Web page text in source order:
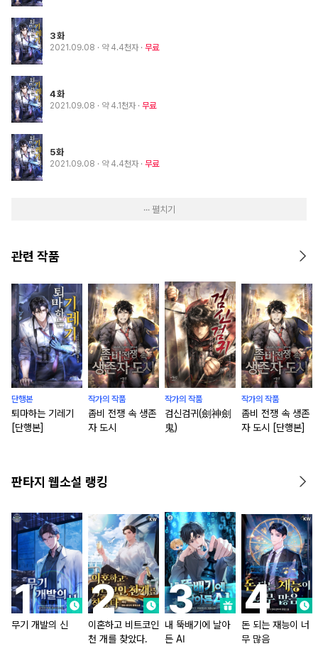
3화
2021.09.08 · 약 4.4천자 무료
4화
2021.09.08 · 약 4.1천자 무료
5화
2021.09.08 · 약 4.4천자 무료
··· 펼치기
관련 작품
단행본
퇴마하는 기레기
[단행본]
작가의 작품
좀비 전쟁 속 생존
자 도시
작가의 작품
검신검귀(劍神劍
鬼)
작가의 작품
좀비 전쟁 속 생존
자 도시 [단행본]
판타지 웹소설 랭킹
무기 개발의 신
이혼하고 비트코인
천 개를 찾았다.
내 뚝배기에 날아
든 AI
돈 되는 재능이 너
무 많음